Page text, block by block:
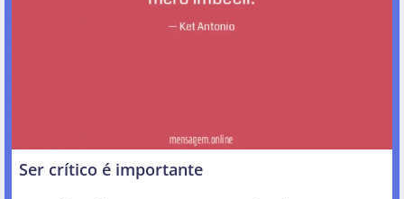
Ser crítico é importante